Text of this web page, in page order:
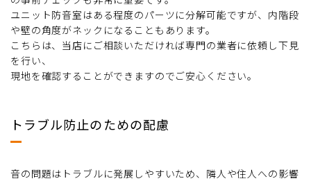
ユニット防音室はある程度のパーツに分解可能ですが、内階段
や壁の角度がネックになることもあります。
こちらは、当店にご相談いただければ専門の業者に依頼し下見
を行い、
現地を確認することができますのでご安心ください。
トラブル防止のための配慮
音の問題はトラブルに発展しやすいため、隣人や住人への影響